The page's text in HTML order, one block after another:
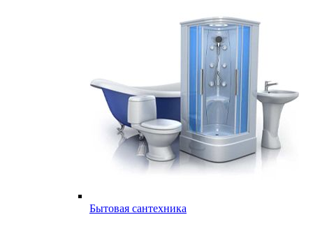
Бытовая сантехника